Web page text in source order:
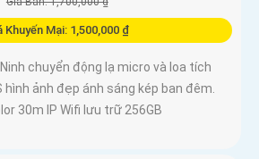
Khuyến Mại: 1,500,000 ₫
chuyển động lạ micro và loa tích
hình ảnh đẹp ánh sáng kép ban đêm.
30m IP Wifi lưu trữ 256GB